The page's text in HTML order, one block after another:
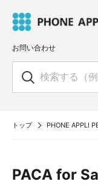
お問い合わせ
トップ PHONE APPLI
PACA for